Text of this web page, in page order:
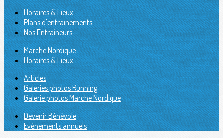
Horaires & Lieux
Plans d'entrainements
Nos Entraîneurs
Marche Nordique
Horaires & Lieux
Articles
Galeries photos Running
Galerie photos Marche Nordique
Devenir Bénévole
Evènements annuels